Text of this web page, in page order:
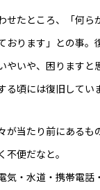
せたところ、「何ら
おります」との事。
いや、困りますと
る頃には復旧してい
が当たり前にあるも
不便だなと。
気・水道・携帯電